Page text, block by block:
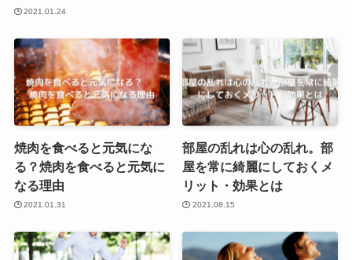
2021.01.24
焼肉を食べると元気にな
る？焼肉を食べると元気に
なる理由
2021.01.31
部屋の乱れは心の乱れ。部
屋を常に綺麗にしておくメ
リット・効果とは
2021.08.15